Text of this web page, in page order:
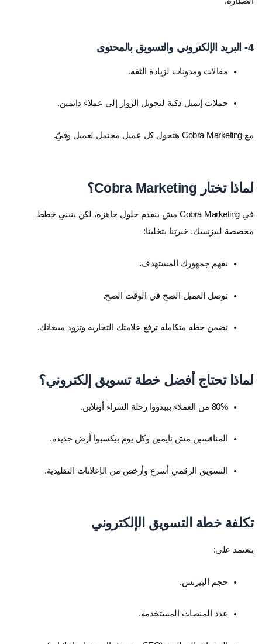
4- البريد الإلكتروني والتسويق بالمحتوى
مقالات ومدونات لزيادة الثقة.
حملات إيميل ذكية لتحويل الزوار إلى عملاء دائمين.
مع Cobra Marketing هتحول كل عميل محتمل لعميل وفيّ.
لماذا تختار Cobra Marketing؟
في Cobra Marketing مش بنقدم حلول جاهزة، لكن بنبني خطط
مخصصة لبيزنسك. خبرتنا بتخلينا:
نفهم جمهورك المستهدف.
نوصل العميل الصح في الوقت الصح.
نضمن خطة متكاملة ترفع علامتك التجارية وتزود مبيعاتك.
لماذا تحتاج أفضل خطة تسويق إلكتروني؟
80% من العملاء بيبدؤوا رحلة الشراء أونلاين.
المنافسين مش نايمين وكل يوم بيكسبوا أرض جديدة.
التسويق الرقمي أسرع وأرخص من الإعلانات التقليدية.
تكلفة خطة التسويق الإلكتروني
بتعتمد على:
حجم البيزنس.
عدد المنصات المستخدمة.